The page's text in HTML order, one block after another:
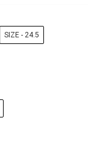
SIZE - 24.5